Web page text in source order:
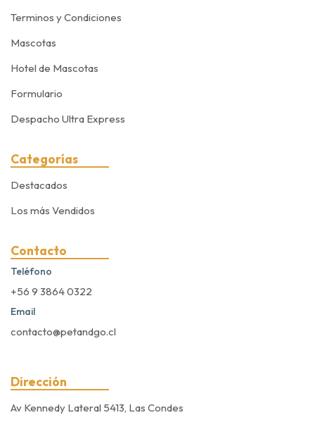
Terminos y Condiciones
Mascotas
Hotel de Mascotas
Formulario
Despacho Ultra Express
Categorías
Destacados
Los más Vendidos
Contacto
Teléfono
+56 9 3864 0322
Email
contacto@petandgo.cl
Dirección
Av Kennedy Lateral 5413, Las Condes